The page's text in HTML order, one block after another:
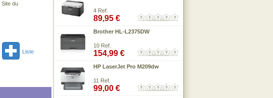
Site du
Liste
4 Ref.
89,95 €
Brother HL-L2375DW
10 Ref.
154,99 €
HP LaserJet Pro M209dw
11 Ref.
99,00 €